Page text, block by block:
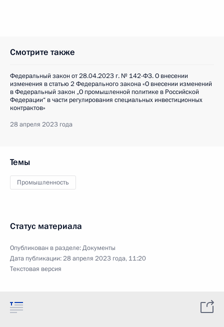
Смотрите также
Федеральный закон от 28.04.2023 г. № 142-ФЗ. О внесении
изменения в статью 2 Федерального закона «О внесении изменений
в Федеральный закон „О промышленной политике в Российской
Федерации“ в части регулирования специальных инвестиционных
контрактов»
28 апреля 2023 года
Темы
Промышленность
Статус материала
Опубликован в разделе:Документы
Дата публикации:28 апреля 2023 года, 11:20
Текстовая версия